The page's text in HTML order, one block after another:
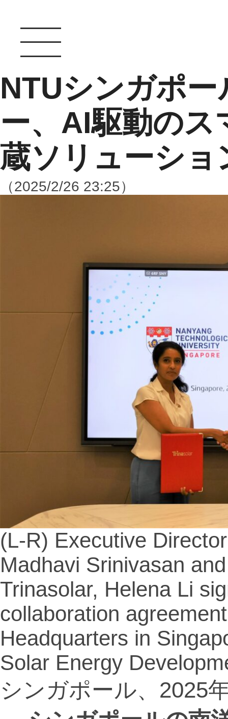
NTUシンガポ
ー、AI駆動のス
蔵ソリューショ
（2025/2/26 23:25）
(L-R) Executive
Madhavi Srinivasan
Trinasolar, Helena Li
collaboration
Headquarters in
Solar Energy
シンガポール、2025